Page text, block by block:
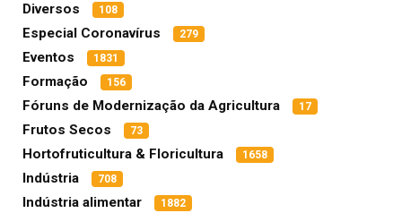
Diversos 108
Especial Coronavírus 279
Eventos 1831
Formação 156
Fóruns de Modernização da Agricultura 17
Frutos Secos 73
Hortofruticultura & Floricultura 1658
Indústria 708
Indústria alimentar 1882